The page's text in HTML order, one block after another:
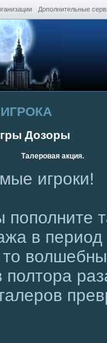
Дополнительные
Дозоры
Талеровая акция.
игроки!
пополните
в
полтора